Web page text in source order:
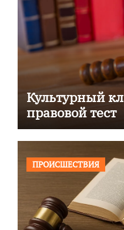
Культурный
правовой тест
ПРОИСШЕСТВИЯ